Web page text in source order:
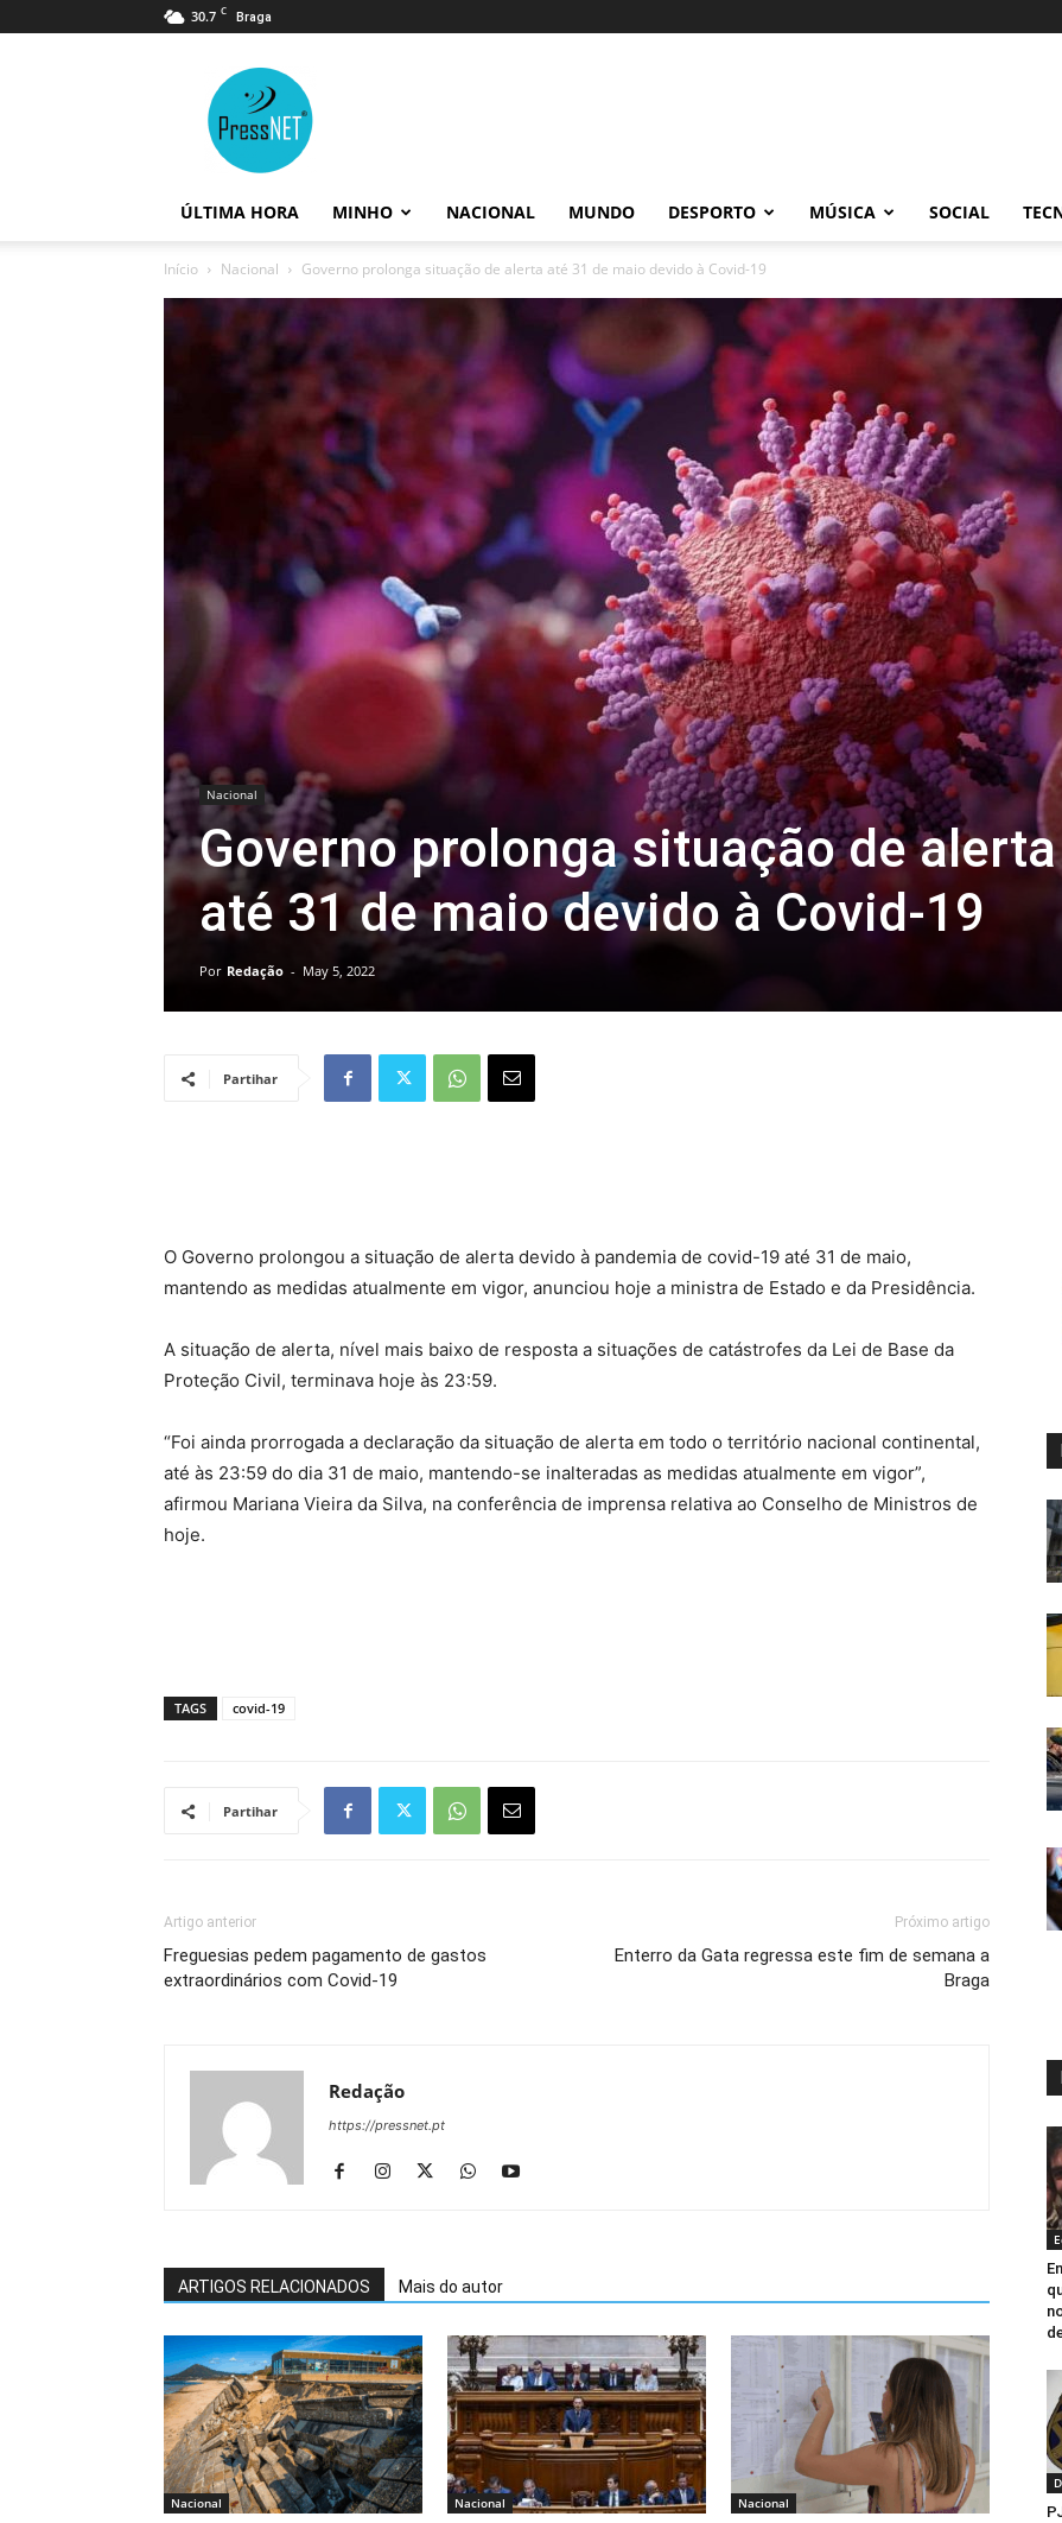
30.7 C Braga
ÚLTIMA HORA MINHO NACIONAL MUNDO DESPORTO MÚSICA SOCIAL
Início Nacional Governo prolonga situação de alerta até 31 de maio devido à Covid-19
Nacional
Governo prolonga situação de alerta
até 31 de maio devido à Covid-19
Por Redação - May 5, 2022
Partihar
O Governo prolongou a situação de alerta devido à pandemia de covid-19 até 31 de maio,
mantendo as medidas atualmente em vigor, anunciou hoje a ministra de Estado e da Presidência.
A situação de alerta, nível mais baixo de resposta a situações de catástrofes da Lei de Base da
Proteção Civil, terminava hoje às 23:59.
“Foi ainda prorrogada a declaração da situação de alerta em todo o território nacional continental,
até às 23:59 do dia 31 de maio, mantendo-se inalteradas as medidas atualmente em vigor”,
afirmou Mariana Vieira da Silva, na conferência de imprensa relativa ao Conselho de Ministros de
hoje.
TAGS covid-19
Partihar
Artigo anterior
Freguesias pedem pagamento de gastos
extraordinários com Covid-19
Próximo artigo
Enterro da Gata regressa este fim de semana a
Braga
Redação
https://pressnet.pt
ARTIGOS RELACIONADOS Mais do autor
Nacional Nacional Nacional